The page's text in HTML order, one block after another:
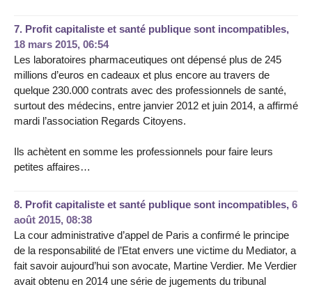
7. Profit capitaliste et santé publique sont incompatibles,
18 mars 2015, 06:54
Les laboratoires pharmaceutiques ont dépensé plus de 245
millions d’euros en cadeaux et plus encore au travers de
quelque 230.000 contrats avec des professionnels de santé,
surtout des médecins, entre janvier 2012 et juin 2014, a affirmé
mardi l’association Regards Citoyens.
Ils achètent en somme les professionnels pour faire leurs
petites affaires…
8. Profit capitaliste et santé publique sont incompatibles, 6
août 2015, 08:38
La cour administrative d’appel de Paris a confirmé le principe
de la responsabilité de l’Etat envers une victime du Mediator, a
fait savoir aujourd’hui son avocate, Martine Verdier. Me Verdier
avait obtenu en 2014 une série de jugements du tribunal